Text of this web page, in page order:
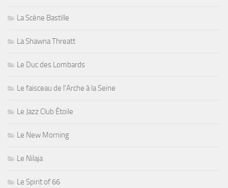
La Scène Bastille
La Shawna Threatt
Le Duc des Lombards
Le faisceau de l'Arche à la Seine
Le Jazz Club Étoile
Le New Morning
Le Nilaja
Le Spirit of 66